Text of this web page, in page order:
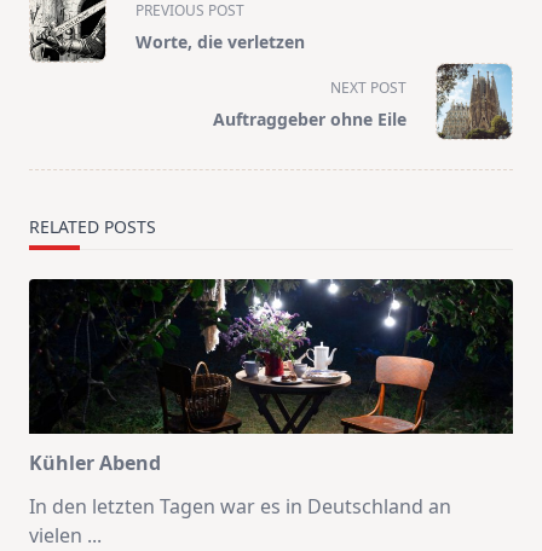
class="nav-
subtitle
PREVIOUS POST
Worte, die verletzen
NEXT POST
Auftraggeber ohne Eile
RELATED POSTS
Kühler Abend
In den letzten Tagen war es in Deutschland an
vielen ...